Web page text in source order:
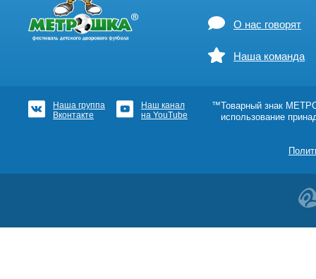
О нас говорят
Наша команда
Наша группа
Вконтакте
Наш канал
на YouTube
™Товарный знак
использование